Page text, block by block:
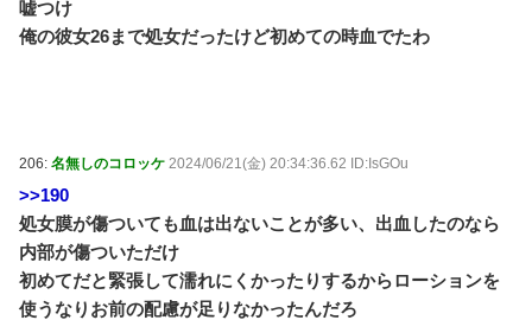
嘘つけ
俺の彼女26まで処女だったけど初めての時血でたわ
206: 名無しのコロッケ 2024/06/21(金) 20:34:36.62 ID:IsGOu
>>190
処女膜が傷ついても血は出ないことが多い、出血したのなら
内部が傷ついただけ
初めてだと緊張して濡れにくかったりするからローションを
使うなりお前の配慮が足りなかったんだろ